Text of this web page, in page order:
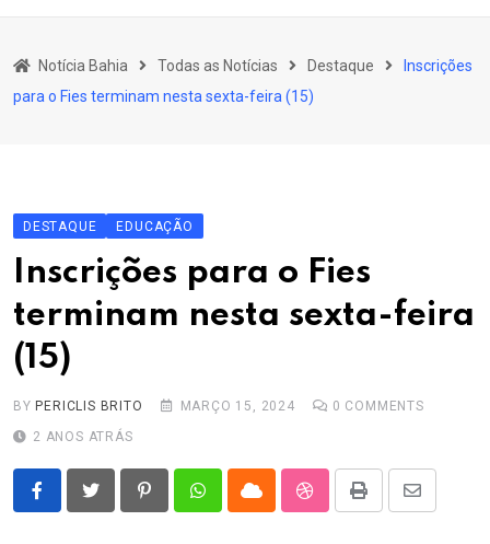
Educação
Esporte
Outros Assuntos
Notícia Bahia Todas as Notícias Destaque
Inscrições
para o Fies terminam nesta sexta-feira (15)
DESTAQUE EDUCAÇÃO
Inscrições para o Fies
terminam nesta sexta-feira
(15)
BY PERICLIS BRITO MARÇO 15, 2024 0 COMMENTS
2 ANOS ATRÁS
PinterestWhatsappCloud StumbleUpon
Print
Share